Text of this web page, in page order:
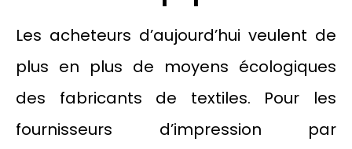
Les acheteurs d’aujourd’hui veulent de
plus en plus de moyens écologiques
des fabricants de textiles. Pour les
fournisseurs d’impression par